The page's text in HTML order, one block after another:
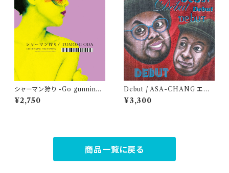
シャーマン狩り -Go gunning f
or Shaman- / 小田朋美
¥2,750
Debut / ASA-CHANG エマ
ーソン北村 （アナログ盤レコー
ド10"）
¥3,300
商品一覧に戻る